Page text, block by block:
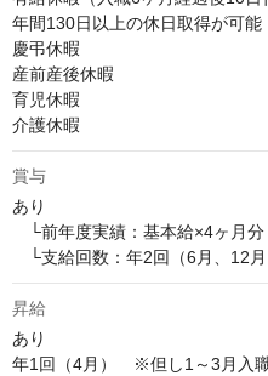
年間130日以上の休日取得が可能
慶弔休暇
産前産後休暇
育児休暇
介護休暇
賞与
あり
└前年度実績：基本給×4ヶ月分
└支給回数：年2回（6月、12月
昇給
あり
年1回（4月）　※但し1～3月入